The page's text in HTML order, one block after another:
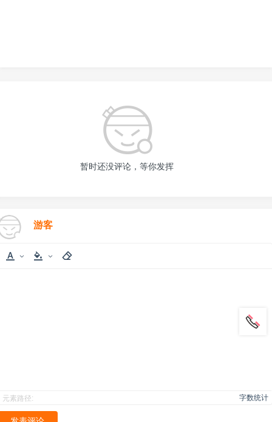
暂时还没评论，等你发挥
游客
元素路径: 字数统计